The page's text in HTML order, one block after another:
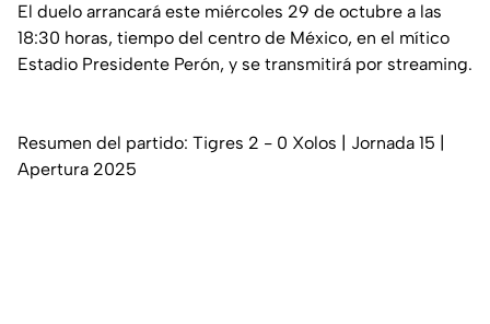
El duelo arrancará este miércoles 29 de octubre a las
18:30 horas, tiempo del centro de México, en el mítico
Estadio Presidente Perón, y se transmitirá por streaming.
Resumen del partido: Tigres 2 - 0 Xolos | Jornada 15 |
Apertura 2025